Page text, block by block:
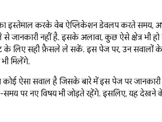
इस्तेमाल करके वेब ऐप्लिकेशन डेवलप करते समय,
जानकारी नहीं है. इसके अलावा, कुछ ऐसे क्षेत्र भी
के लिए सही फ़ैसले ले सकें. इस पेज पर, उन सवालों के
मिलेंगे.
ऐसा सवाल है जिसके बारे में इस पेज पर जानकारी
पर नए विषय भी जोड़ते रहेंगे. इसलिए, यह देखने